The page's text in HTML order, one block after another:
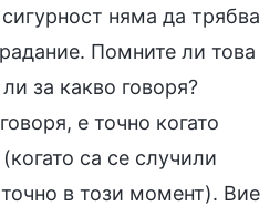
няма да трябва
Помните ли това
за какво говоря?
е точно когато
са се случили
в този момент). Вие